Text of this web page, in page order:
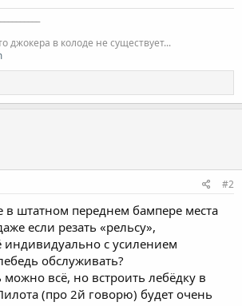
джокера в колоде не существует...
#2
в штатном переднем бампере места
если резать «рельсу»,
индивидуально с усилением
обслуживать?
всё, но встроить лебёдку в
(про 2й говорю) будет очень